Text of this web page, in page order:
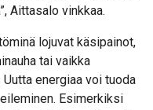
Aittasalo vinkkaa.
lojuvat käsipainot,
tai vaikka
energiaa voi tuoda
Esimerkiksi